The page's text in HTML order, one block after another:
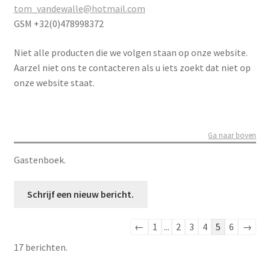
tom_vandewalle@hotmail.com
GSM +32(0)478998372
Niet alle producten die we volgen staan op onze website.
Aarzel niet ons te contacteren als u iets zoekt dat niet op
onze website staat.
Ga naar boven
Gastenboek.
Navigatie
← 1 ... 2 3 4 5 6
→
17 berichten.